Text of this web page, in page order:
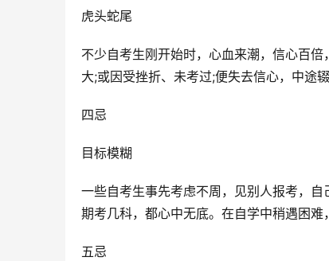
虎头蛇尾
不少自考生刚开始时，心血来潮，信心百
大;或因受挫折、未考过;便失去信心，中途
四忌
目标模糊
一些自考生事先考虑不周，见别人报考，
期考几科，都心中无底。在自学中稍遇困难
五忌